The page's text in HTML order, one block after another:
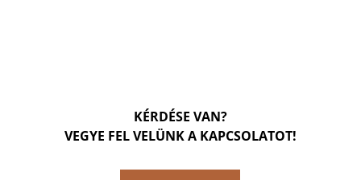
KÉRDÉSE VAN?
VEGYE FEL VELÜNK A KAPCSOLATOT!